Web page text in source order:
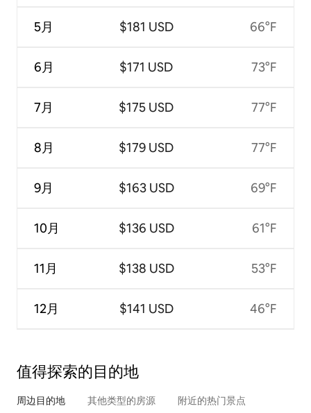
5月
6月
7月
8月
9月
10月
11月
12月
$181 USD
$171 USD
$175 USD
$179 USD
$163 USD
$136 USD
$138 USD
$141 USD
66°F
73°F
77°F
77°F
69°F
61°F
53°F
46°F
值得探索的目的地
周边目的地 其他类型的房源 附近的热门景点